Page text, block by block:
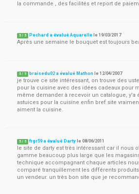
la commande , des facilités et report de
5 / 5 Pechard a évalué Aquarelle le19/03/2017
Après une semaine le bouquet est toujours
5 / 5 braisedu02 a évalué Mathon le12/04/2007
je trouve ce site intéressant, on trouve des
pour la cuisine avec des idées cadeaux pour
même demander à recevoir un catalogue, y'a
astuices pour la cuisine enfin bref site
aiment la cuisine.
5 / 5 frgr59 a évalué Darty le08/06/2011
le site de darty est très intéressant car il nous
gamme beaucoup plus large que les
technique accompagnant chaque articles
comparé tranquillement les différents
un vendeur. un très bon site que je